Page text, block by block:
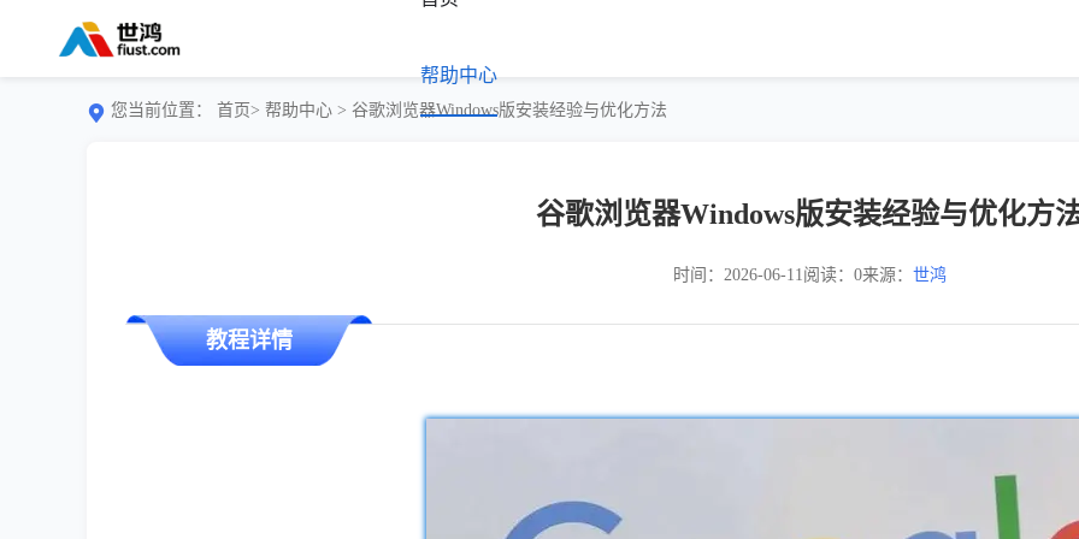
帮助中心
您当前位置： 首页> 帮助中心 > 谷歌浏览器Windows版安装经验与优化方法
谷歌浏览器Windows版安装经验与优化方
时间：2026-06-11阅读：0来源： 世鸿
教程详情